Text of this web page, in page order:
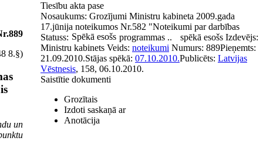
8.§)
un
Tiesību akta pase
Nosaukums: Grozījumi Ministru kabineta 2009.gada
17.jūnija noteikumos Nr.582 "Noteikumi par darbības
programmas ..
Statuss: Spēkā esošs spēkā esošs Izdevējs:
Ministru kabinets Veids: noteikumi Numurs: 889Pieņemts:
21.09.2010.Stājas spēkā: 07.10.2010.Publicēts: Latvijas
Vēstnesis, 158, 06.10.2010.
Saistītie dokumenti
Grozītais
Izdoti saskaņā ar
Anotācija